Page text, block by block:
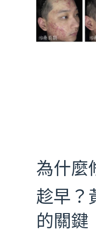
為什麼
趁早？
的關鍵